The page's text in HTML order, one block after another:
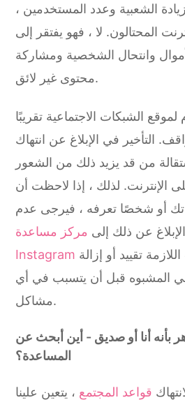
الشعبية وعدد المستخدمين ،
المحتالون. لا ، فهو يفتقر إلى
وانتحال الشخصية ومشاركة
محتوى غير لائق.
الشبكات الاجتماعية تقريبًا
التأخير في الإبلاغ عن انتهاك
من قد يزيد ذلك من الشعور
الإنترنت. لذلك ، إذا لاحظت أن
أو شخصًا تعرفه ، فيرجى عدم
عن ذلك إلى مركز مساعدة
Instagram تقييد أو إزالة
المشبوه قبل أن يتسبب في أي
مشاكل.
بأنه أنا أو صديق - أين أبحث عن
المساعدة؟
قواعد المجتمع ، يتعين علينا